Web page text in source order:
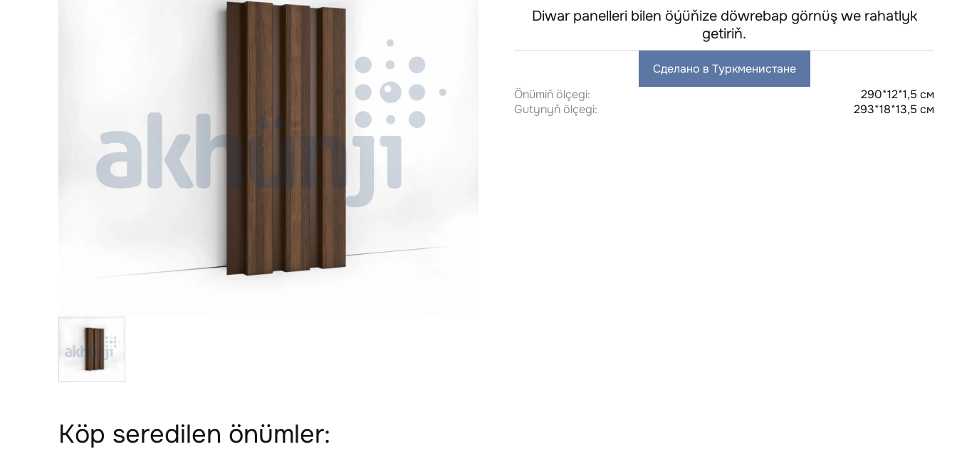
Diwar panelleri bilen öýüňize döwrebap görnüş we rahatlyk
getiriň.
Сделано в Туркменистане
Önümiň ölçegi:
290*12*1,5 см
Gutynyň ölçegi:
293*18*13,5 см
Köp seredilen önümler: